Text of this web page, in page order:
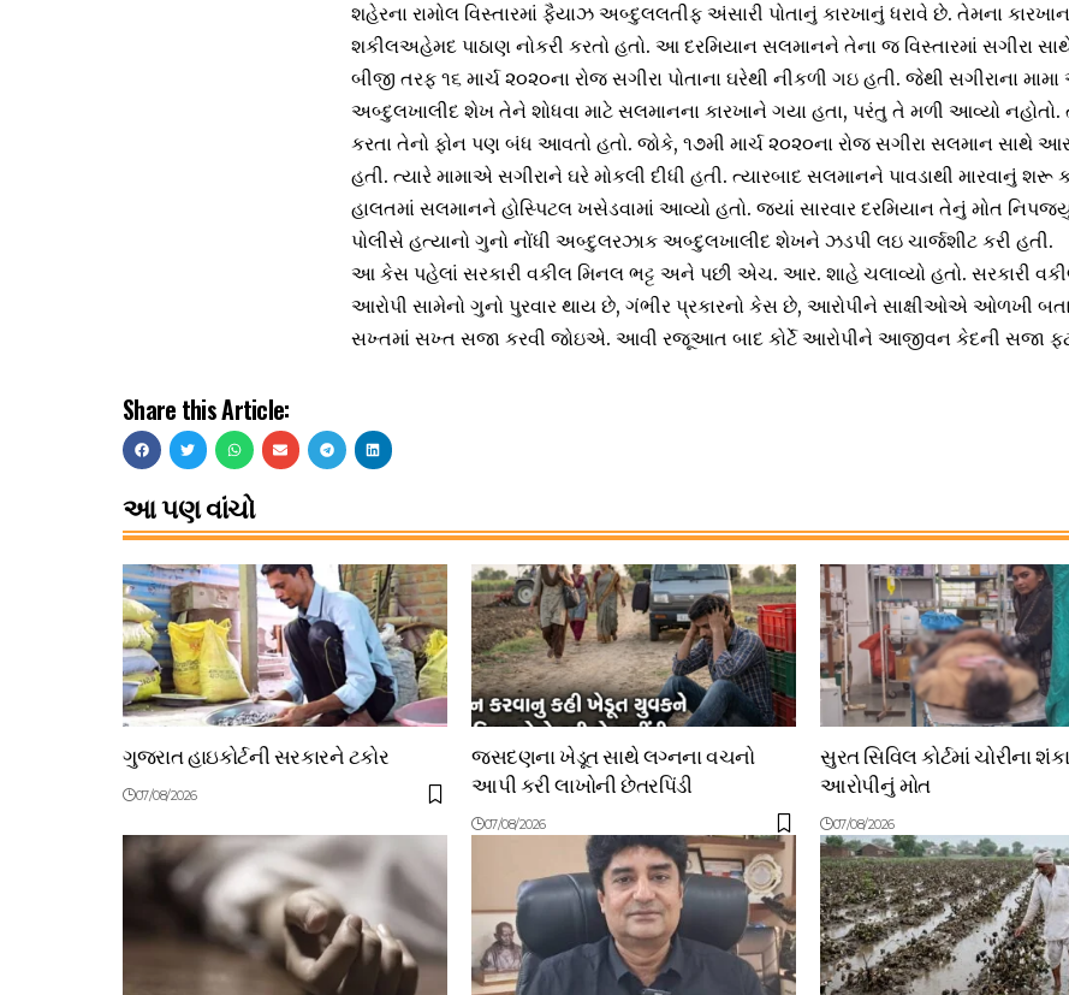
શહેરના રામોલ વિસ્તારમાં ફૈયાઝ અબ્દુલલતીફ અંસારી પોતાનું કારખાનું ધરાવે છે. તેમના
શકીલઅહેમદ પાઠાણ નોકરી કરતો હતો. આ દરમિયાન સલમાનને તેના જ વિસ્તારમાં સગીરા
બીજી તરફ ૧૬ માર્ચ ૨૦૨૦ના રોજ સગીરા પોતાના ઘરેથી નીકળી ગઇ હતી. જેથી સગીરાના
અબ્દુલખાલીદ શેખ તેને શોધવા માટે સલમાનના કારખાને ગયા હતા, પરંતુ તે મળી આવ્યો નહોતો.
કરતા તેનો ફોન પણ બંધ આવતો હતો. જોકે, ૧૭મી માર્ચ ૨૦૨૦ના રોજ સગીરા સલમાન સાથે
હતી. ત્યારે મામાએ સગીરાને ઘરે મોકલી દીધી હતી. ત્યારબાદ સલમાનને પાવડાથી મારવાનું
હાલતમાં સલમાનને હોસ્પિટલ ખસેડવામાં આવ્યો હતો. જ્યાં સારવાર દરમિયાન તેનું મોત
પોલીસે હત્યાનો ગુનો નોંધી અબ્દુલરઝાક અબ્દુલખાલીદ શેખને ઝડપી લઇ ચાર્જશીટ કરી હતી.
આ કેસ પહેલાં સરકારી વકીલ મિનલ ભટ્ટ અને પછી એચ. આર. શાહે ચલાવ્યો હતો. સરકારી
આરોપી સામેનો ગુનો પુરવાર થાય છે, ગંભીર પ્રકારનો કેસ છે, આરોપીને સાક્ષીઓએ ઓળખી
સખ્તમાં સખ્ત સજા કરવી જોઇએ. આવી રજૂઆત બાદ કોર્ટે આરોપીને આજીવન કેદની સજા
Share this Article:
આ પણ વાંચો
ગુજરાત હાઇકોર્ટની સરકારને ટકોર
07/08/2026
જસદણના ખેડૂત સાથે લગ્નના વચનો
આપી કરી લાખોની છેતરપિંડી
07/08/2026
સુરત સિવિલ કોર્ટમાં ચોરીના
આરોપીનું મોત
07/08/2026